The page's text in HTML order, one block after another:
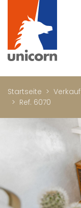
Startseite Verkauf
Ref. 6070